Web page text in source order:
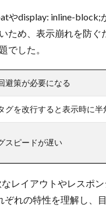
」プロパティ
wrap」プロパティ
指定する「flex-flow」プ
やdisplay: inline-block;
ため、表示崩れを防ぐ
でした。
避策が必要になる
グを改行すると表示時に
スピードが遅い
レイアウトやレスポ
れの特性を理解し、